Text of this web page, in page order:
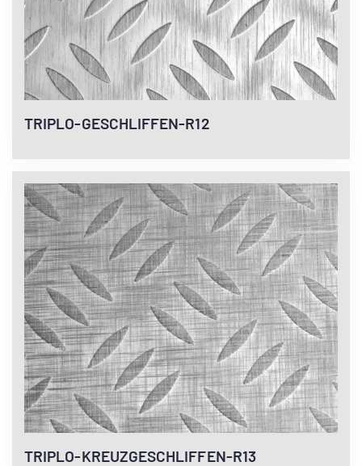
TRIPLO-GESCHLIFFEN-R12
TRIPLO-KREUZGESCHLIFFEN-R13